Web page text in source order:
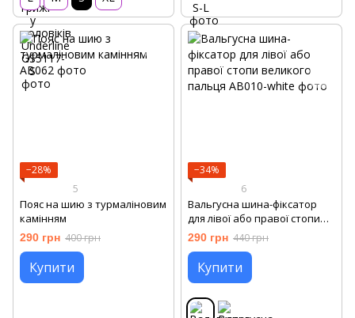
−28%
5
Пояс на шию з турмаліновим
камінням
290 грн 400 грн
Купити
−34%
6
Вальгусна шина-фіксатор
для лівої або правої стопи
великого пальця
290 грн 440 грн
Купити